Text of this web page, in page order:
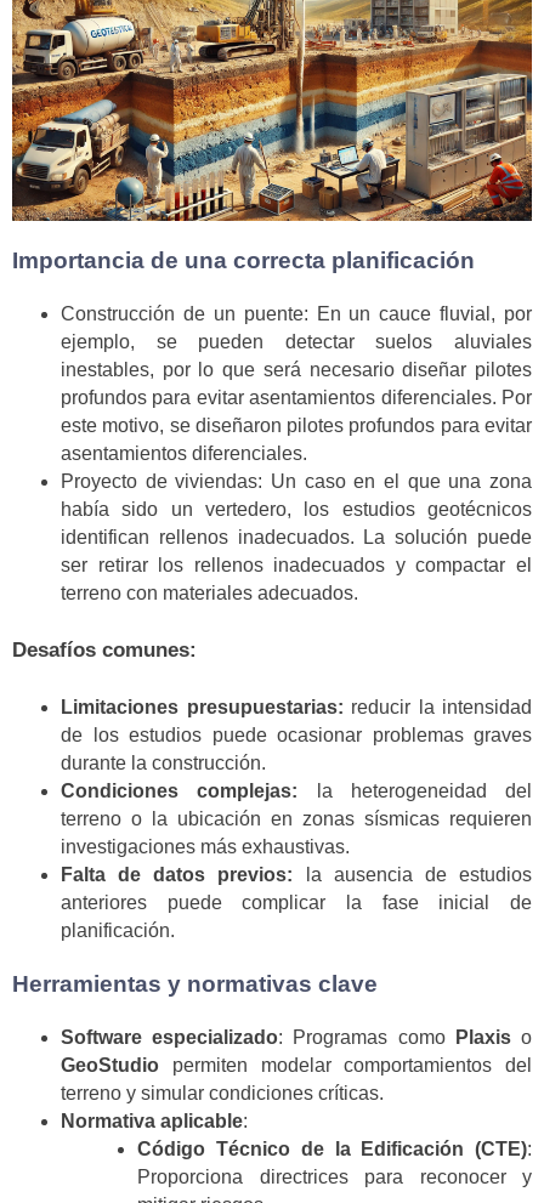
Importancia de una correcta planificación
Construcción de un puente: En un cauce fluvial, por
ejemplo, se pueden detectar suelos aluviales
inestables, por lo que será necesario diseñar pilotes
profundos para evitar asentamientos diferenciales. Por
este motivo, se diseñaron pilotes profundos para evitar
asentamientos diferenciales.
Proyecto de viviendas: Un caso en el que una zona
había sido un vertedero, los estudios geotécnicos
identifican rellenos inadecuados. La solución puede
ser retirar los rellenos inadecuados y compactar el
terreno con materiales adecuados.
Desafíos comunes:
Limitaciones presupuestarias: reducir la intensidad
de los estudios puede ocasionar problemas graves
durante la construcción.
Condiciones complejas: la heterogeneidad del
terreno o la ubicación en zonas sísmicas requieren
investigaciones más exhaustivas.
Falta de datos previos: la ausencia de estudios
anteriores puede complicar la fase inicial de
planificación.
Herramientas y normativas clave
Software especializado: Programas como Plaxiso
GeoStudio permiten modelar comportamientos del
terreno y simular condiciones críticas.
Normativa aplicable:
Código Técnico de la Edificación (CTE):
Proporciona directrices para reconocer y